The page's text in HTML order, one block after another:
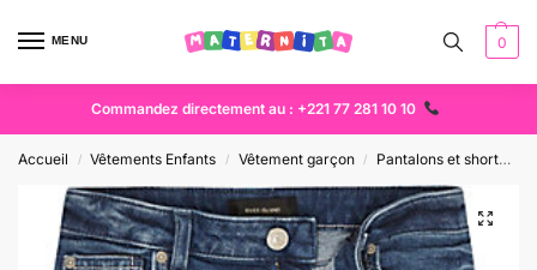
MENU 0
Commandez directement au : +221 77 281 10 10
Accueil / Vêtements Enfants / Vêtement garçon / Pantalons et short